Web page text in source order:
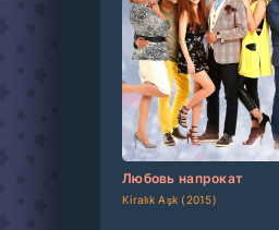
Любовь напрокат
Kiralık Aşk (2015)
[updated][/updated]